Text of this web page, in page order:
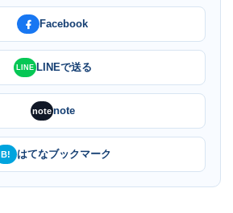
Facebook
LINE LINEで送る
notenote
B! はてなブックマーク